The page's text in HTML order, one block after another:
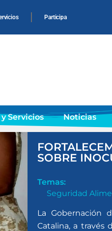
Participa
Servicios Noticias
SOBRE
Temas:
Seguridad
La Gobernación
Catalina, a través